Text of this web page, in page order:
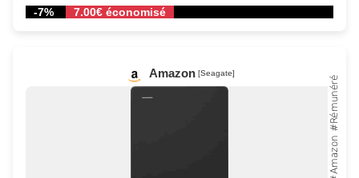
-7% 7.00€ économisé
Amazon [Seagate]